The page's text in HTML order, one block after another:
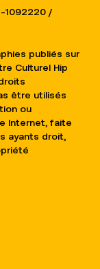
1092220 /
publiés sur
Culturel Hip
être utilisés
ou
Internet, faite
ayants droit,